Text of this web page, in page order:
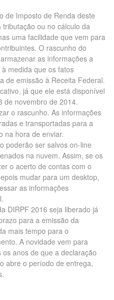
de Imposto de Renda deste
ou no cálculo da
uma facilidade que vem para
O rascunho do
as informações a
medida que os fatos
de emissão à Receita Federal.
já que ele está disponível
de novembro de 2014.
o rascunho. As informações
e transportadas para a
na hora de enviar.
poderão ser salvos on-line
na nuvem. Assim, se os
o acerto de contas com o
mudar para um desktop,
as informações
DIRPF 2016 seja liberado já
para a emissão da
mais tempo para o
A novidade vem para
anos de que a declaração
abre o período de entrega,